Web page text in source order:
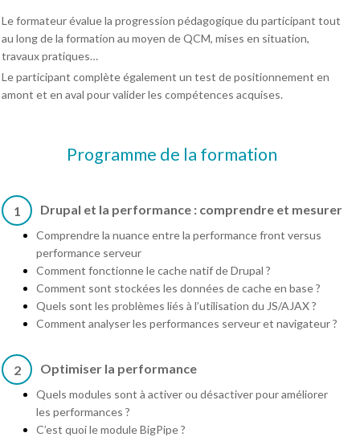
Le formateur évalue la progression pédagogique du participant tout
au long de la formation au moyen de QCM, mises en situation,
travaux pratiques…
Le participant complète également un test de positionnement en
amont et en aval pour valider les compétences acquises.
Programme de la formation
1 Drupal et la performance : comprendre et mesurer
Comprendre la nuance entre la performance front versus
performance serveur
Comment fonctionne le cache natif de Drupal ?
Comment sont stockées les données de cache en base ?
Quels sont les problèmes liés à l’utilisation du JS/AJAX ?
Comment analyser les performances serveur et navigateur ?
2 Optimiser la performance
Quels modules sont à activer ou désactiver pour améliorer
les performances ?
C’est quoi le module BigPipe ?